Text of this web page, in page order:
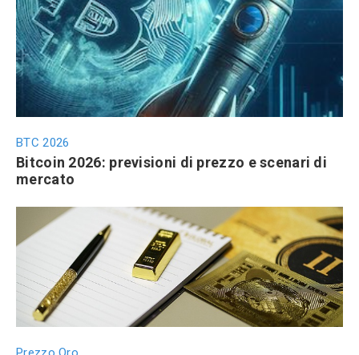
BTC 2026
Bitcoin 2026: previsioni di prezzo e scenari di
mercato